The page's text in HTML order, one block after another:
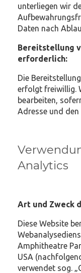
unterliegen wir
Daten nach
Bereitstellung
erforderlich:
Die
erfolgt freiwillig.
bearbeiten,
Adresse und
Analytics
Art und Zweck
Diese Website
Amphitheatre
USA
verwendet sog.